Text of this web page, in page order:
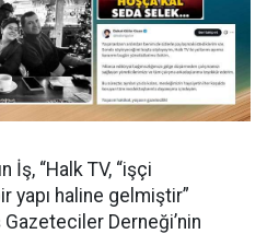
İş, “Halk TV, “işçi
yapı haline gelmiştir”
Gazeteciler Derneği’nin